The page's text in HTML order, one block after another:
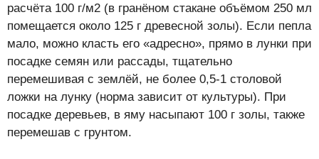
расчёта 100 г/м2 (в гранёном стакане объёмом 250 мл
помещается около 125 г древесной золы). Если пепла
мало, можно класть его «адресно», прямо в лунки при
посадке семян или рассады, тщательно
перемешивая с землёй, не более 0,5-1 столовой
ложки на лунку (норма зависит от культуры). При
посадке деревьев, в яму насыпают 100 г золы, также
перемешав с грунтом.